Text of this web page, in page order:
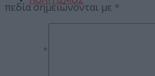
πεδία σημειώνονται με *